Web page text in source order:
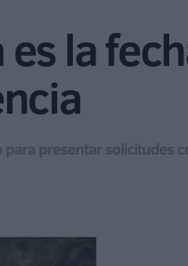
la
presentar solicitudes